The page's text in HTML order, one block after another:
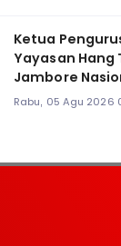
Ketua
Yayasan Hang
Jambore
Rabu, 05 Agu 2026